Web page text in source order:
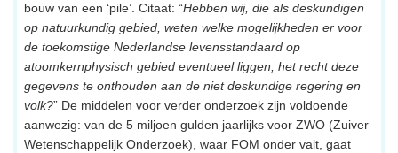
bouw van een ‘pile’. Citaat: “Hebben wij, die als deskundigen
op natuurkundig gebied, weten welke mogelijkheden er voor
de toekomstige Nederlandse levensstandaard op
atoomkernphysisch gebied eventueel liggen, het recht deze
gegevens te onthouden aan de niet deskundige regering en
volk?” De middelen voor verder onderzoek zijn voldoende
aanwezig: van de 5 miljoen gulden jaarlijks voor ZWO (Zuiver
Wetenschappelijk Onderzoek), waar FOM onder valt, gaat